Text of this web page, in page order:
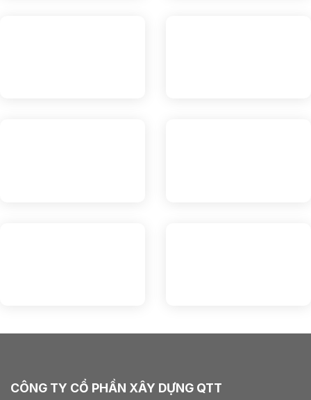
CÔNG TY CỔ PHẦN XÂY DỰNG QTT